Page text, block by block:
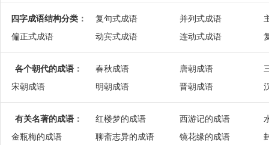
四字成语结构分类 ： 复句式成语 并列式成语
偏正式成语
动宾式成语 连动式成语
各个朝代的成语 ： 春秋成语 唐朝成语
宋朝成语
明朝成语 晋朝成语
有关名著的成语 ： 红楼梦的成语 西游记的成语
金瓶梅的成语
聊斋志异的成语 镜花缘的成语